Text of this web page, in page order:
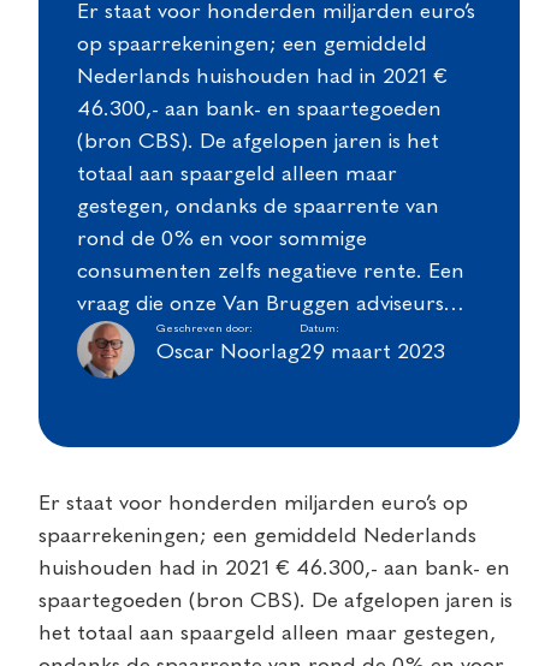
Er staat voor honderden miljarden euro’s
op spaarrekeningen; een gemiddeld
Nederlands huishouden had in 2021 €
46.300,- aan bank- en spaartegoeden
(bron CBS). De afgelopen jaren is het
totaal aan spaargeld alleen maar
gestegen, ondanks de spaarrente van
rond de 0% en voor sommige
consumenten zelfs negatieve rente. Een
vraag die onze Van Bruggen adviseurs…
Geschreven door:
Oscar Noorlag
Datum:
29 maart 2023
Er staat voor honderden miljarden euro’s op
spaarrekeningen; een gemiddeld Nederlands
huishouden had in 2021 € 46.300,- aan bank- en
spaartegoeden (bron CBS). De afgelopen jaren is
het totaal aan spaargeld alleen maar gestegen,